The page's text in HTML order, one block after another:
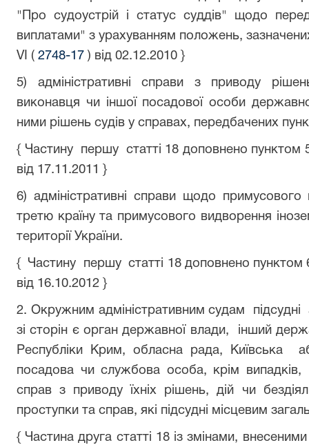
"Про судоустрій і статус суддів" щодо
виплатами" з урахуванням положень,
VI ( 2748-17 ) від 02.12.2010 }
5) адміністративні справи з приводу
виконавця чи іншої посадової особи
ними рішень судів у справах, передбачених
{ Частину першу статті 18 доповнено пунктом
від 17.11.2011 }
6) адміністративні справи щодо
третю країну та примусового видворення
території України.
{ Частину першу статті 18 доповнено пунктом
від 16.10.2012 }
2. Окружним адміністративним судам підсудні
зі сторін є орган державної влади, інший
Республіки Крим, обласна рада, Київська
посадова чи службова особа, крім
справ з приводу їхніх рішень, дій чи
проступки та справ, які підсудні місцевим
{ Частина друга статті 18 із змінами,